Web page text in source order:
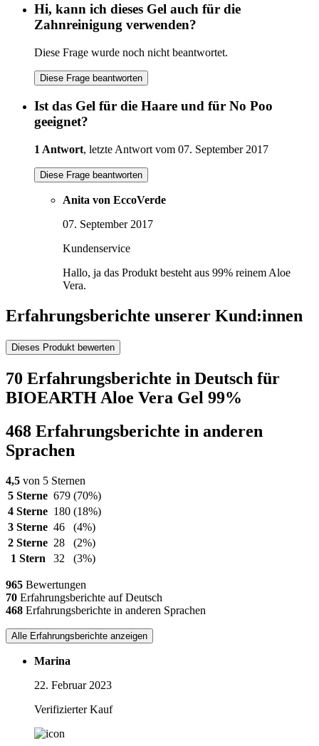
Hi, kann ich dieses Gel auch für die
Zahnreinigung verwenden?
Diese Frage wurde noch nicht beantwortet.
Diese Frage beantworten
Ist das Gel für die Haare und für No Poo
geeignet?
1 Antwort, letzte Antwort vom 07. September 2017
Diese Frage beantworten
Anita von EccoVerde
07. September 2017
Kundenservice
Hallo, ja das Produkt besteht aus 99% reinem Aloe
Vera.
Erfahrungsberichte unserer Kund:innen
Dieses Produkt bewerten
70 Erfahrungsberichte in Deutsch für
BIOEARTH Aloe Vera Gel 99%
468 Erfahrungsberichte in anderen
Sprachen
4,5 von 5 Sternen
5 Sterne 679 (70%)
4 Sterne 180 (18%)
3 Sterne 46
(4%)
2 Sterne 28
(2%)
1 Stern
32 (3%)
965 Bewertungen
70 Erfahrungsberichte auf Deutsch
468 Erfahrungsberichte in anderen Sprachen
Alle Erfahrungsberichte anzeigen
Marina
22. Februar 2023
Verifizierter Kauf